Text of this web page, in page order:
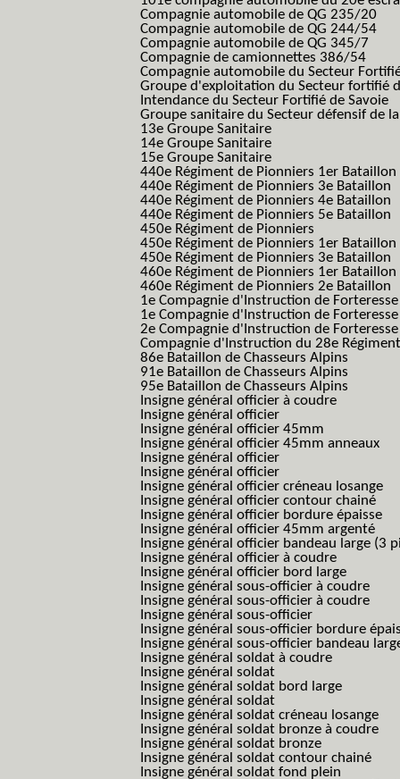
Compagnie automobile de QG 235/20
Compagnie automobile de QG 244/54
Compagnie automobile de QG 345/7
Compagnie de camionnettes 386/54
Compagnie automobile du Secteur
Groupe d'exploitation du Secteur fortifié
Intendance du Secteur Fortifié de Savoie
Groupe sanitaire du Secteur défensif de
13e Groupe Sanitaire
14e Groupe Sanitaire
15e Groupe Sanitaire
440e Régiment de Pionniers 1er Bataillon
440e Régiment de Pionniers 3e Bataillon
440e Régiment de Pionniers 4e Bataillon
440e Régiment de Pionniers 5e Bataillon
450e Régiment de Pionniers
450e Régiment de Pionniers 1er Bataillon
450e Régiment de Pionniers 3e Bataillon
460e Régiment de Pionniers 1er Bataillon
460e Régiment de Pionniers 2e Bataillon
1e Compagnie d'Instruction de
1e Compagnie d'Instruction de
2e Compagnie d'Instruction de
Compagnie d'Instruction du 28e
86e Bataillon de Chasseurs Alpins
91e Bataillon de Chasseurs Alpins
95e Bataillon de Chasseurs Alpins
Insigne général officier à coudre
Insigne général officier
Insigne général officier 45mm
Insigne général officier 45mm anneaux
Insigne général officier
Insigne général officier
Insigne général officier créneau losange
Insigne général officier contour chainé
Insigne général officier bordure épaisse
Insigne général officier 45mm argenté
Insigne général officier bandeau large (3
Insigne général officier à coudre
Insigne général officier bord large
Insigne général sous-officier à coudre
Insigne général sous-officier à coudre
Insigne général sous-officier
Insigne général sous-officier bordure
Insigne général sous-officier bandeau
Insigne général soldat à coudre
Insigne général soldat
Insigne général soldat bord large
Insigne général soldat
Insigne général soldat créneau losange
Insigne général soldat bronze à coudre
Insigne général soldat bronze
Insigne général soldat contour chainé
Insigne général soldat fond plein